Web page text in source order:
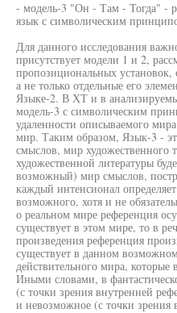
- модель-3 "Он - Там - Тогда" -
язык с символическим
Для данного исследования
присутствует модели 1 и 2,
пропозициональных установок,
а не только отдельные его
Языке-2. В ХТ и в
модель-3 с символическим
удаленности описываемого
мир. Таким образом, Язык-3 -
смыслов, мир художественного
художественной литературы
возможный) мир смыслов,
каждый интенсионал
возможного, хотя и не
о реальном мире референция
существует в этом мире, то в
произведения референция
существует в данном
действительного мира,
Иными словами, в
(с точки зрения внутренней
и невозможное (с точки